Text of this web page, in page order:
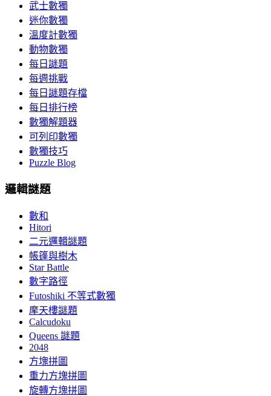
武士數獨
迷你數獨
溫度計數獨
動物數獨
每日謎題
每週挑戰
每日謎題存檔
每日排行榜
數獨解題器
可列印數獨
數獨技巧
Puzzle Blog
邏輯謎題
數和
Hitori
二元邏輯謎題
帳篷與樹木
Star Battle
數字路徑
Futoshiki 不等式數獨
摩天樓謎題
Calcudoku
Queens 謎題
2048
方塊拼圖
重力方塊拼圖
旋轉方塊拼圖